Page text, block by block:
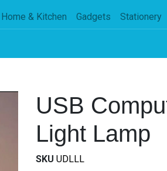
Home & Kitchen Gadgets Stationery
USB
Light Lamp
SKU UDLLL